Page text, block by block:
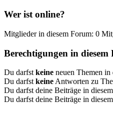
Wer ist online?
Mitglieder in diesem Forum: 0
Berechtigungen in diesem
Du darfst keine neuen Themen in
Du darfst keine Antworten zu
Du darfst deine Beiträge in
Du darfst deine Beiträge in